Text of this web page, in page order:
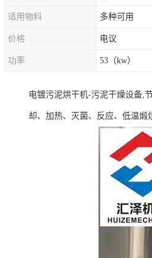
适用物料 多种可用
价格 电议
功率 53（kw）
电镀污泥烘干机-污泥干燥设备,
却、加热、灭菌、反应、低温煅